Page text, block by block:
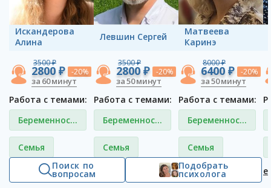
Поиск по
вопросам
Подобрать
психолога
Искандерова
Алина
3500 ₽
2800 ₽ -20%
за 60 минут
Работа с темами:
Беременность
и роды
Семья
ещё 31
Левшин Сергей
3500 ₽
2800 ₽ -20%
за 50 минут
Работа с темами:
Беременность
и роды
Семья
ещё 34
Матвеева
Каринэ
8000 ₽
6400 ₽ -20%
за 50 минут
Работа с темами:
Беременность
и роды
Семья
ещё 10